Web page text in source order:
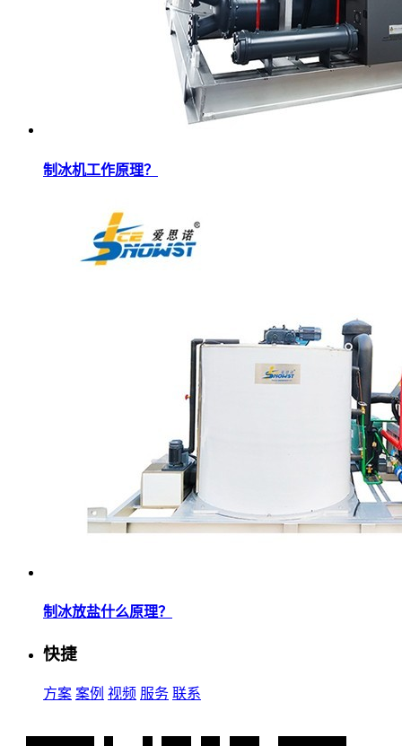
制冰机工作原理？
制冰放盐什么原理？
快捷
方案 案例 视频 服务 联系